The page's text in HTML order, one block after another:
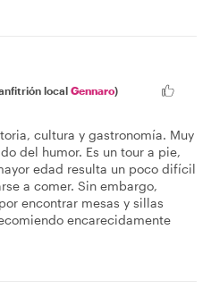
local Gennaro)
cultura y gastronomía. Muy
del humor. Es un tour a pie,
edad resulta un poco difícil
a comer. Sin embargo,
encontrar mesas y sillas
encarecidamente